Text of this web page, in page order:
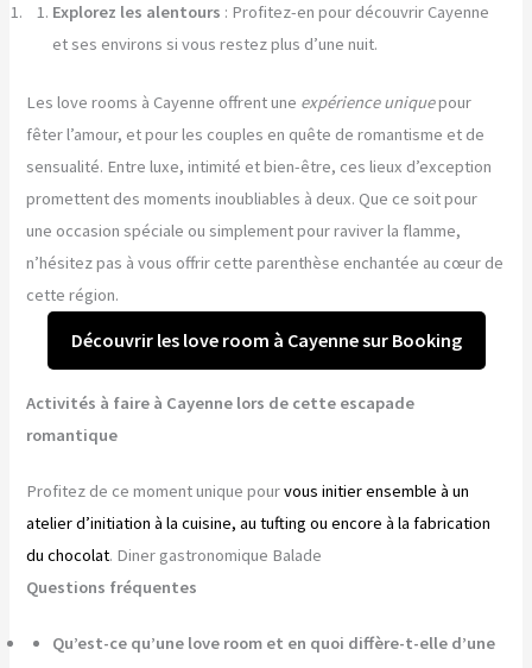
Explorez les alentours : Profitez-en pour découvrir Cayenne
et ses environs si vous restez plus d’une nuit.
Les love rooms à Cayenne offrent une expérience uniquepour
fêter l’amour, et pour les couples en quête de romantisme et de
sensualité. Entre luxe, intimité et bien-être, ces lieux d’exception
promettent des moments inoubliables à deux. Que ce soit pour
une occasion spéciale ou simplement pour raviver la flamme,
n’hésitez pas à vous offrir cette parenthèse enchantée au cœur de
cette région.
Découvrir les love room à Cayenne sur Booking
Activités à faire à Cayenne lors de cette escapade
romantique
Profitez de ce moment unique pourvous initier ensemble à un
atelier d’initiation à la cuisine, au tufting ou encore à la fabrication
du chocolat. Diner gastronomique Balade
Questions fréquentes
Qu’est-ce qu’une love room et en quoi diffère-t-elle d’une